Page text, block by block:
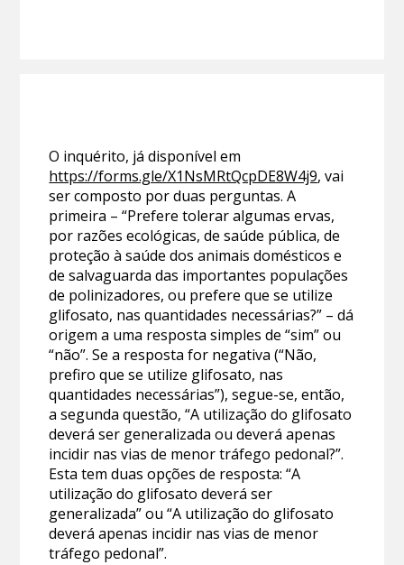
O inquérito, já disponível em
https://forms.gle/X1NsMRtQcpDE8W4j9, vai
ser composto por duas perguntas. A
primeira – “Prefere tolerar algumas ervas,
por razões ecológicas, de saúde pública, de
proteção à saúde dos animais domésticos e
de salvaguarda das importantes populações
de polinizadores, ou prefere que se utilize
glifosato, nas quantidades necessárias?” – dá
origem a uma resposta simples de “sim” ou
“não”. Se a resposta for negativa (“Não,
prefiro que se utilize glifosato, nas
quantidades necessárias”), segue-se, então,
a segunda questão, “A utilização do glifosato
deverá ser generalizada ou deverá apenas
incidir nas vias de menor tráfego pedonal?”.
Esta tem duas opções de resposta: “A
utilização do glifosato deverá ser
generalizada” ou “A utilização do glifosato
deverá apenas incidir nas vias de menor
tráfego pedonal”.